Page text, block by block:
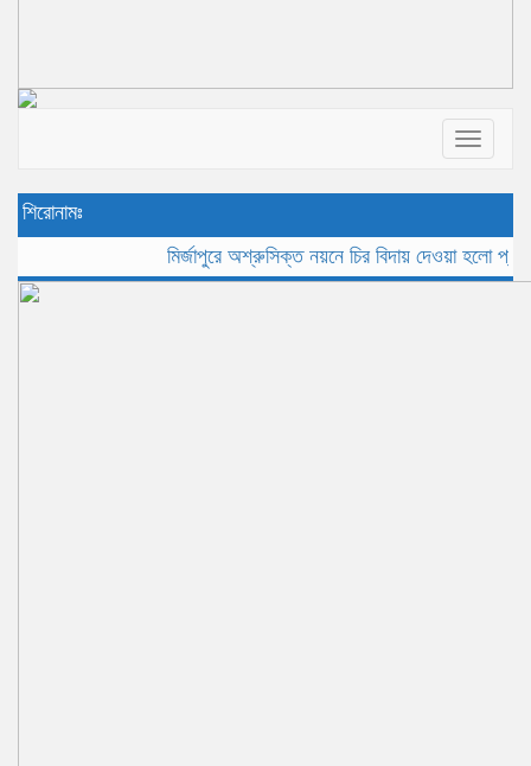
Toggle
শিরোনামঃ
মির্জাপুরে অশ্রুসিক্ত নয়নে চির বিদায় দেওয়া হলো প্রবীন